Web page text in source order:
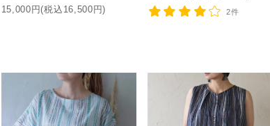
15,000円(税込16,500円)
2件